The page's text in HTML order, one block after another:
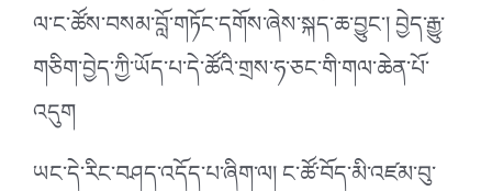
ལ་ང་ཚོས་བསམ་བློ་གཏོང་དགོས་ཞེས་སྐད་ཆ་བྱུང༌། བྱེད་རྒྱུ་
གཅིག་བྱེད་ཀྱི་ཡོད་པ་དེ་ཚོའི་གྲས་ཧ་ཅང་གི་གལ་ཆེན་པོ་
འདུག